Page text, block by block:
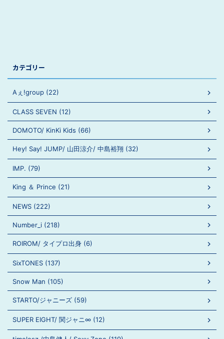
カテゴリー
Aぇ!group (22)
CLASS SEVEN (12)
DOMOTO/ KinKi Kids (66)
Hey! Say! JUMP/ 山田涼介/ 中島裕翔 (32)
IMP. (79)
King ＆ Prince (21)
NEWS (222)
Number_i (218)
ROIROM/ タイプロ出身 (6)
SixTONES (137)
Snow Man (105)
STARTO/ジャニーズ (59)
SUPER EIGHT/ 関ジャニ∞ (12)